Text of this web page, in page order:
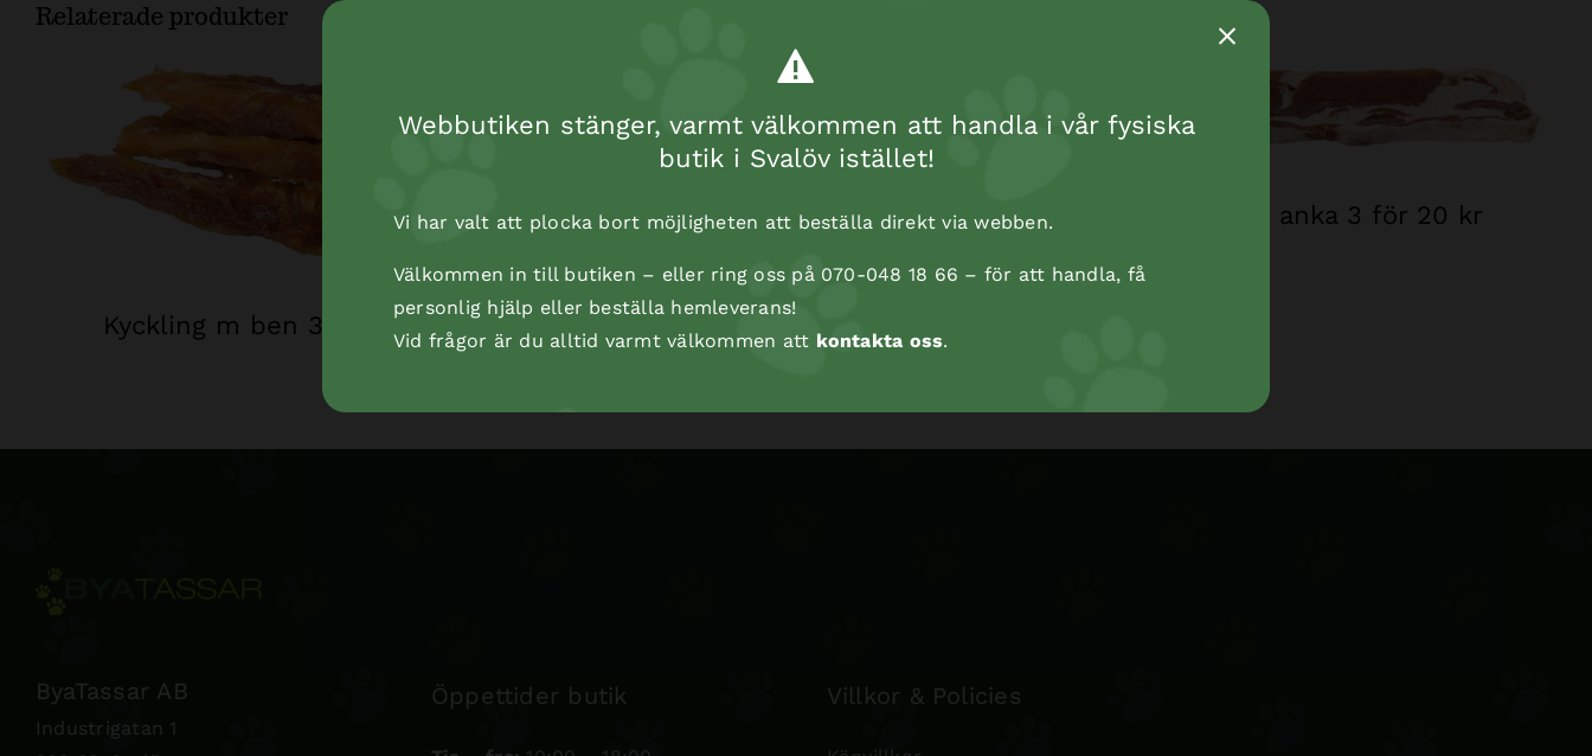
Relaterade produkter
Kyckling m ben 3 för 25 kr Kyckling m ben
Råhud m anka 3 för 20 kr
ByaTassar AB
Industrigatan 1
Öppettider butik Villkor & Policies
Webbutiken stänger, varmt välkommen att handla i vår fysiska
butik i Svalöv istället!
Vi har valt att plocka bort möjligheten att beställa direkt via webben.
Välkommen in till butiken – eller ring oss på 070-048 18 66 – för att handla, få
personlig hjälp eller beställa hemleverans!
Vid frågor är du alltid varmt välkommen att kontakta oss.